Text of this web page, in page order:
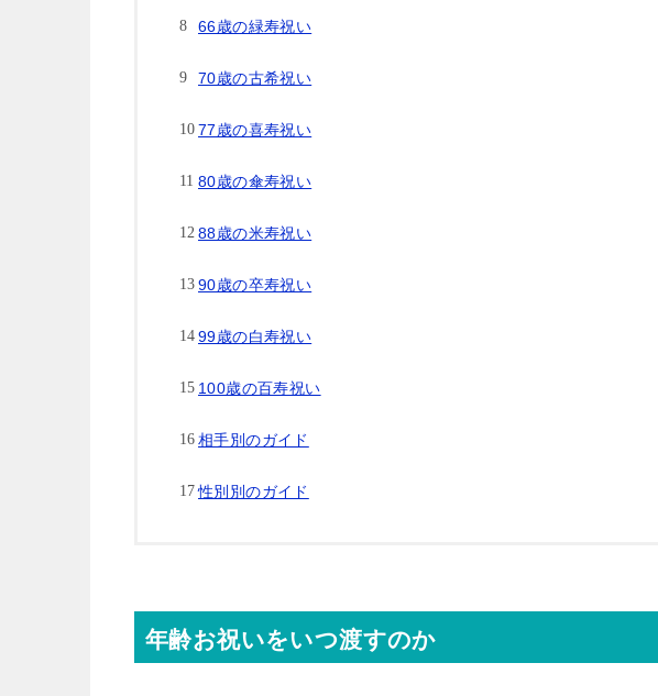
66歳の緑寿祝い
70歳の古希祝い
77歳の喜寿祝い
80歳の傘寿祝い
88歳の米寿祝い
90歳の卒寿祝い
99歳の白寿祝い
100歳の百寿祝い
相手別のガイド
性別別のガイド
年齢お祝いをいつ渡すのか